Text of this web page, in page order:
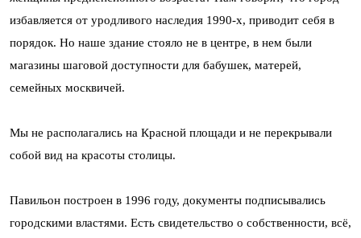
избавляется от уродливого наследия 1990-х, приводит себя в
порядок. Но наше здание стояло не в центре, в нем были
магазины шаговой доступности для бабушек, матерей,
семейных москвичей.
Мы не располагались на Красной площади и не перекрывали
собой вид на красоты столицы.
Павильон построен в 1996 году, документы подписывались
городскими властями. Есть свидетельство о собственности, всё,